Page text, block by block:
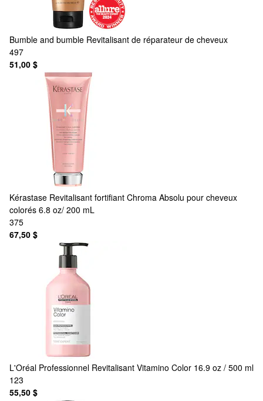
Bumble and bumble Revitalisant de réparateur de cheveux
497
51,00 $
Kérastase Revitalisant fortifiant Chroma Absolu pour cheveux
colorés 6.8 oz/ 200 mL
375
67,50 $
L'Oréal Professionnel Revitalisant Vitamino Color 16.9 oz / 500 ml
123
55,50 $